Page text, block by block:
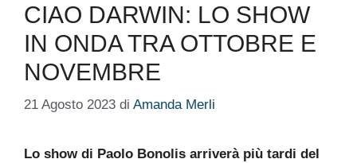
CIAO DARWIN: LO SHOW
IN ONDA TRA OTTOBRE E
NOVEMBRE
21 Agosto 2023 di Amanda Merli
Lo show di Paolo Bonolis arriverà più tardi del